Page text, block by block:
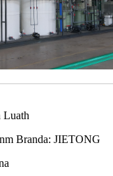
Luath
Branda: JIETONG